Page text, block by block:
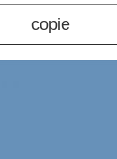
copie